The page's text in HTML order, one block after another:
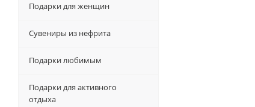
Подарки для женщин
Сувениры из нефрита
Подарки любимым
Подарки для активного
отдыха